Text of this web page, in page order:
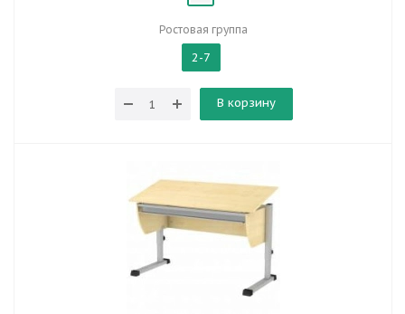
Ростовая группа
2-7
В корзину